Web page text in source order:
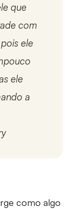
que
com
ele
ele
a
como algo